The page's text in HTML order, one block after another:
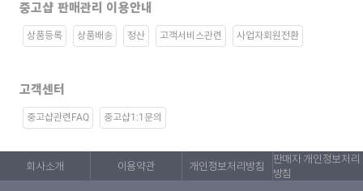
중고샵 판매관리 이용안내
상품등록 상품배송 정산 고객서비스관련 사업자회원전환
고객센터
중고샵관련FAQ 중고샵1:1문의
회사소개 이용약관 개인정보처리방침
판매자 개인정보처리
방침